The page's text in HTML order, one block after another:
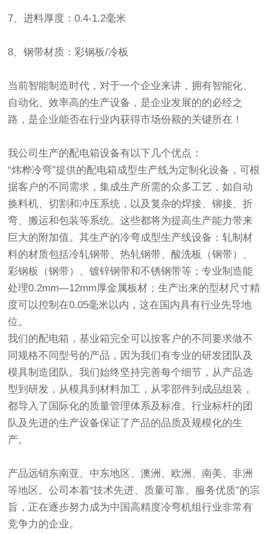
7、进料厚度：0.4-1.2毫米
8、钢带材质：彩钢板/冷板
当前智能制造时代，对于一个企业来讲，拥有智能化、
自动化、效率高的生产设备，是企业发展的的必经之
路，是企业能否在行业内获得市场份额的关键所在！
我公司生产的配电箱设备有以下几个优点：
“炜桦冷弯”提供的配电箱成型生产线为定制化设备，可根
据客户的不同需求，集成生产所需的众多工艺，如自动
换料机、切割和冲压系统，以及复杂的焊接、铆接、折
弯、搬运和包装等系统。这些都将为提高生产能力带来
巨大的附加值。其生产的冷弯成型生产线设备：轧制材
料的材质包括冷轧钢带、热轧钢带、酸洗板（钢带）、
彩钢板（钢带）、镀锌钢带和不锈钢带等；专业制造能
处理0.2mm—12mm厚金属板材；生产出来的型材尺寸精
度可以控制在0.05毫米以内，这在国内具有行业先导地
位。
我们的配电箱，基业箱完全可以按客户的不同要求做不
同规格不同型号的产品，因为我们有专业的研发团队及
模具制造团队。我们始终坚持完善每个细节，从产品选
型到研发，从模具到材料加工，从零部件到成品组装，
都导入了国际化的质量管理体系及标准。行业标杆的团
队及先进的生产设备保证了产品的品质及规模化的生
产。
产品远销东南亚、中东地区、澳洲、欧洲、南美、非洲
等地区。公司本着“技术先进、质量可靠、服务优质”的宗
旨，正在逐步努力成为中国高精度冷弯机组行业非常有
竞争力的企业。